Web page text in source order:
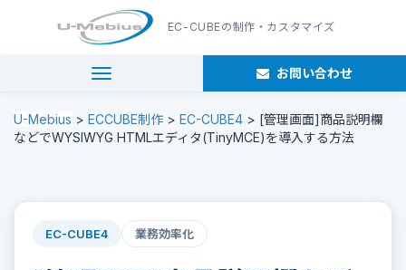
EC-CUBEの制作・カスタマイズ
navigation お問い合わせ
U-Mebius > ECCUBE制作 > EC-CUBE4 > [管理画面]商品説明欄
などでWYSIWYG HTMLエディタ(TinyMCE)を導入する方法
EC-CUBE4 業務効率化